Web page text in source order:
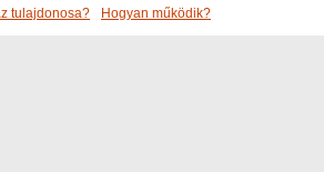
tulajdonosa? Hogyan működik?